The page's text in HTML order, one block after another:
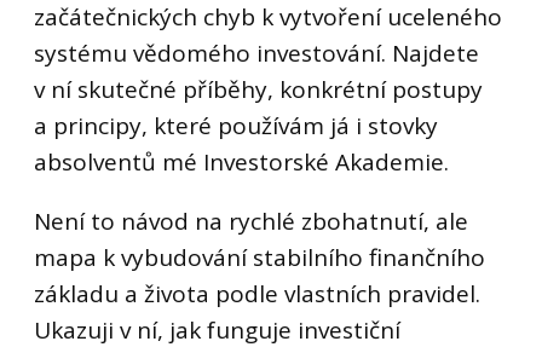
začátečnických chyb k vytvoření uceleného
systému vědomého investování. Najdete
v ní skutečné příběhy, konkrétní postupy
a principy, které používám já i stovky
absolventů mé Investorské Akademie.
Není to návod na rychlé zbohatnutí, ale
mapa k vybudování stabilního finančního
základu a života podle vlastních pravidel.
Ukazuji v ní, jak funguje investiční